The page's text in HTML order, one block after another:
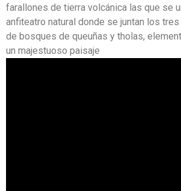
farallones de tierra volcánica las que se
anfiteatro natural donde se juntan los
de bosques de queuñas y tholas,
un majestuoso paisaje